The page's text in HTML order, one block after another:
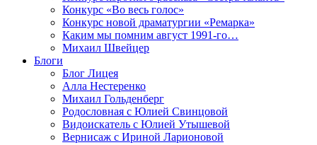
Конкурс «Во весь голос»
Конкурс новой драматургии «Ремарка»
Каким мы помним август 1991-го…
Михаил Швейцер
Блоги
Блог Лицея
Алла Нестеренко
Михаил Гольденберг
Родословная с Юлией Свинцовой
Видоискатель с Юлией Утышевой
Вернисаж с Ириной Ларионовой